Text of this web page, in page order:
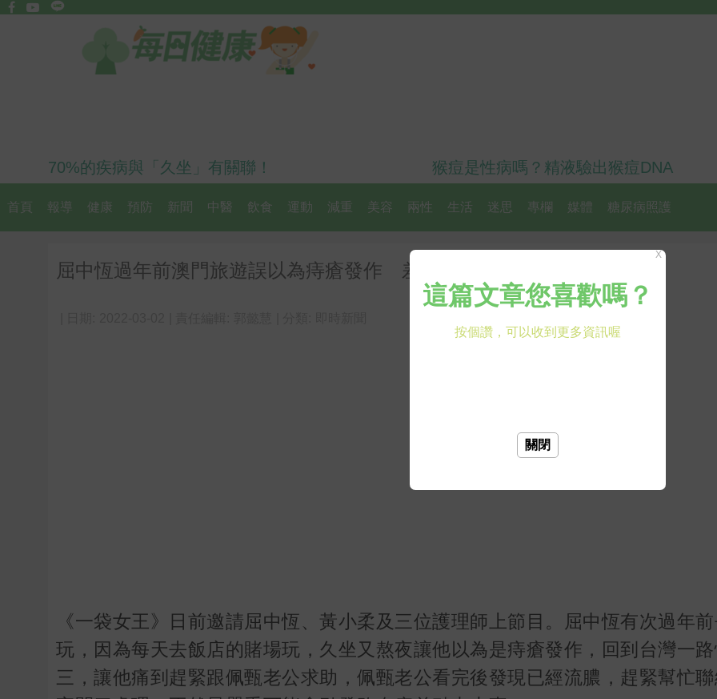
70%的疾病與「久坐」有關聯！ 猴痘是性病嗎？精液驗出猴痘DNA
首頁 報導 健康 預防 新聞 中醫 飲食 運動 減重 美容 兩性 生活 迷思 專欄 媒體 糖尿病照護
屈中恆過年前澳門旅遊誤以為痔瘡發作 差點引發敗血症原因曝
《一袋女王》日前邀請屈中恆、黃小柔及三位護理師上節目。屈中恆有次過年
玩，因為每天去飯店的賭場玩，久坐又熬夜讓他以為是痔瘡發作，回到台灣一
三，讓他痛到趕緊跟佩甄老公求助，佩甄老公看完後發現已經流膿，趕緊幫忙
X
關閉